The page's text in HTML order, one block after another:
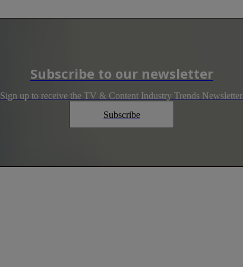
Subscribe to our newsletter
Sign up to receive the TV & Content Industry Trends
Subscribe